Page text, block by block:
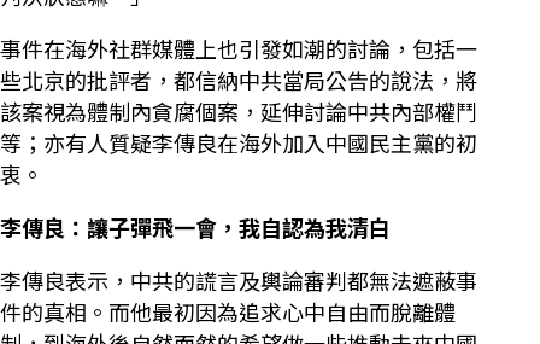
事件在海外社群媒體上也引發如潮的討論，包括一
些北京的批評者，都信納中共當局公告的說法，將
該案視為體制內貪腐個案，延伸討論中共內部權鬥
等；亦有人質疑李傳良在海外加入中國民主黨的初
衷。
李傳良：讓子彈飛一會，我自認為我清白
李傳良表示，中共的謊言及輿論審判都無法遮蔽事
件的真相。而他最初因為追求心中自由而脫離體